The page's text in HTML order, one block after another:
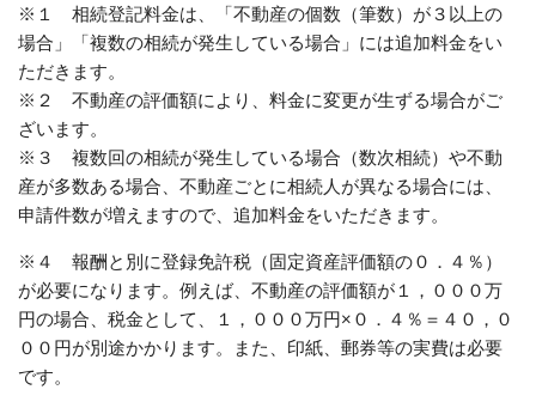
※１ 相続登記料金は、「不動産の個数（筆数）が３以上の
場合」「複数の相続が発生している場合」には追加料金をい
ただきます。
※２ 不動産の評価額により、料金に変更が生ずる場合がご
ざいます。
※３ 複数回の相続が発生している場合（数次相続）や不動
産が多数ある場合、不動産ごとに相続人が異なる場合には、
申請件数が増えますので、追加料金をいただきます。
※４ 報酬と別に登録免許税（固定資産評価額の０．４％）
が必要になります。例えば、不動産の評価額が１，０００万
円の場合、税金として、１，０００万円×０．４％＝４０，０
００円が別途かかります。また、印紙、郵券等の実費は必要
です。